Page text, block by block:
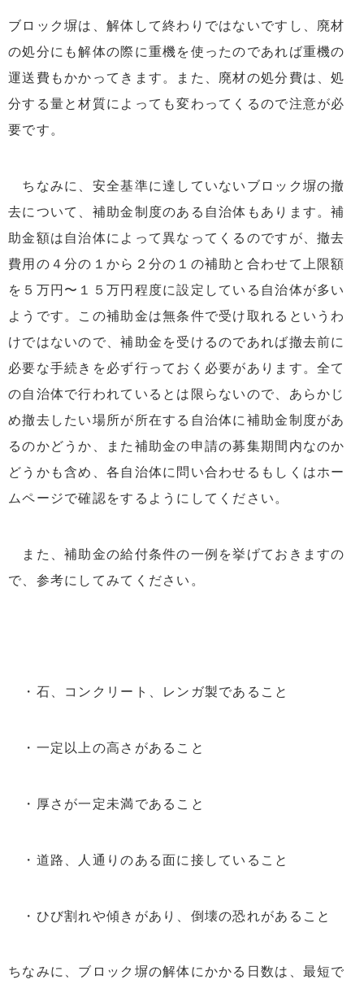
ブロック塀は、解体して終わりではないですし、廃材
の処分にも解体の際に重機を使ったのであれば重機の
運送費もかかってきます。また、廃材の処分費は、処
分する量と材質によっても変わってくるので注意が必
要です。
ちなみに、安全基準に達していないブロック塀の撤
去について、補助金制度のある自治体もあります。補
助金額は自治体によって異なってくるのですが、撤去
費用の４分の１から２分の１の補助と合わせて上限額
を５万円〜１５万円程度に設定している自治体が多い
ようです。この補助金は無条件で受け取れるというわ
けではないので、補助金を受けるのであれば撤去前に
必要な手続きを必ず行っておく必要があります。全て
の自治体で行われているとは限らないので、あらかじ
め撤去したい場所が所在する自治体に補助金制度があ
るのかどうか、また補助金の申請の募集期間内なのか
どうかも含め、各自治体に問い合わせるもしくはホー
ムページで確認をするようにしてください。
また、補助金の給付条件の一例を挙げておきますの
で、参考にしてみてください。
・石、コンクリート、レンガ製であること
・一定以上の高さがあること
・厚さが一定未満であること
・道路、人通りのある面に接していること
・ひび割れや傾きがあり、倒壊の恐れがあること
ちなみに、ブロック塀の解体にかかる日数は、最短で